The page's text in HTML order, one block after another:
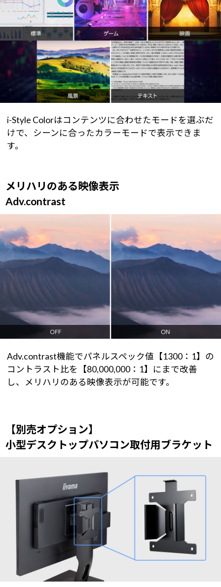
i-Style Colorはコンテンツに合わせたモードを選ぶだ
けで、シーンに合ったカラーモードで表示できま
す。
メリハリのある映像表示
Adv.contrast
Adv.contrast機能でパネルスペック値【1300：1】の
コントラスト比を【80,000,000：1】にまで改善
し、メリハリのある映像表示が可能です。
【別売オプション】
小型デスクトップパソコン取付用ブラケット